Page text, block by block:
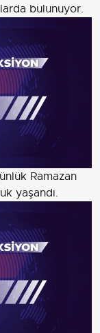
bulunuyor.
Ramazan
yaşandı.